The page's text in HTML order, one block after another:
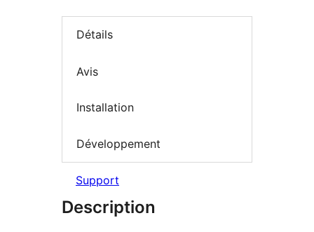
Détails
Avis
Installation
Développement
Support
Description